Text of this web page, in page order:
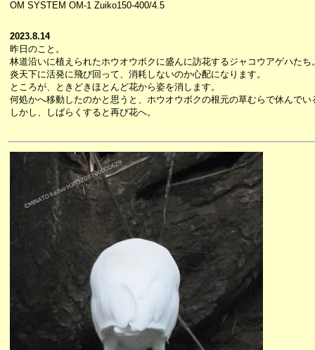
OM SYSTEM OM-1 Zuiko150-400/4.5
2023.8.14
昨日のこと。
林道沿いに植えられたホウオウボクに盛んに訪花するジャコウアゲハたち
炎天下に活発に飛び回って、消耗しないのか心配になります。
ところが、ときどきほとんど花から姿を消します。
何処かへ移動したのかと思うと、ホウオウボクの根元の草むらで休んでい
しかし、しばらくすると再び花へ。